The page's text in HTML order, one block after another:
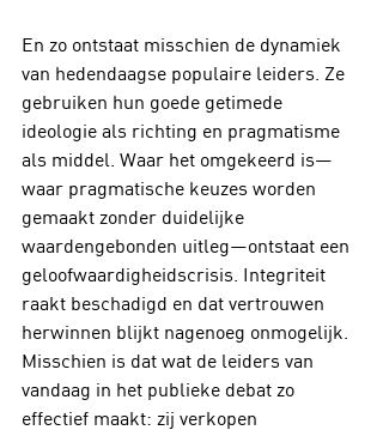
En zo ontstaat misschien de dynamiek
van hedendaagse populaire leiders. Ze
gebruiken hun goede getimede
ideologie als richting en pragmatisme
als middel. Waar het omgekeerd is—
waar pragmatische keuzes worden
gemaakt zonder duidelijke
waardengebonden uitleg—ontstaat een
geloofwaardigheidscrisis. Integriteit
raakt beschadigd en dat vertrouwen
herwinnen blijkt nagenoeg onmogelijk.
Misschien is dat wat de leiders van
vandaag in het publieke debat zo
effectief maakt: zij verkopen